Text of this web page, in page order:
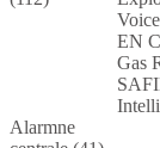
EN
Gas
Alarmne